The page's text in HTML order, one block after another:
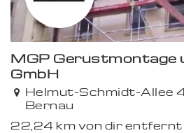
MGP Gerüstmontage
GmbH
Helmut-Schmidt-Allee
Bernau
22,24 km von dir entfernt